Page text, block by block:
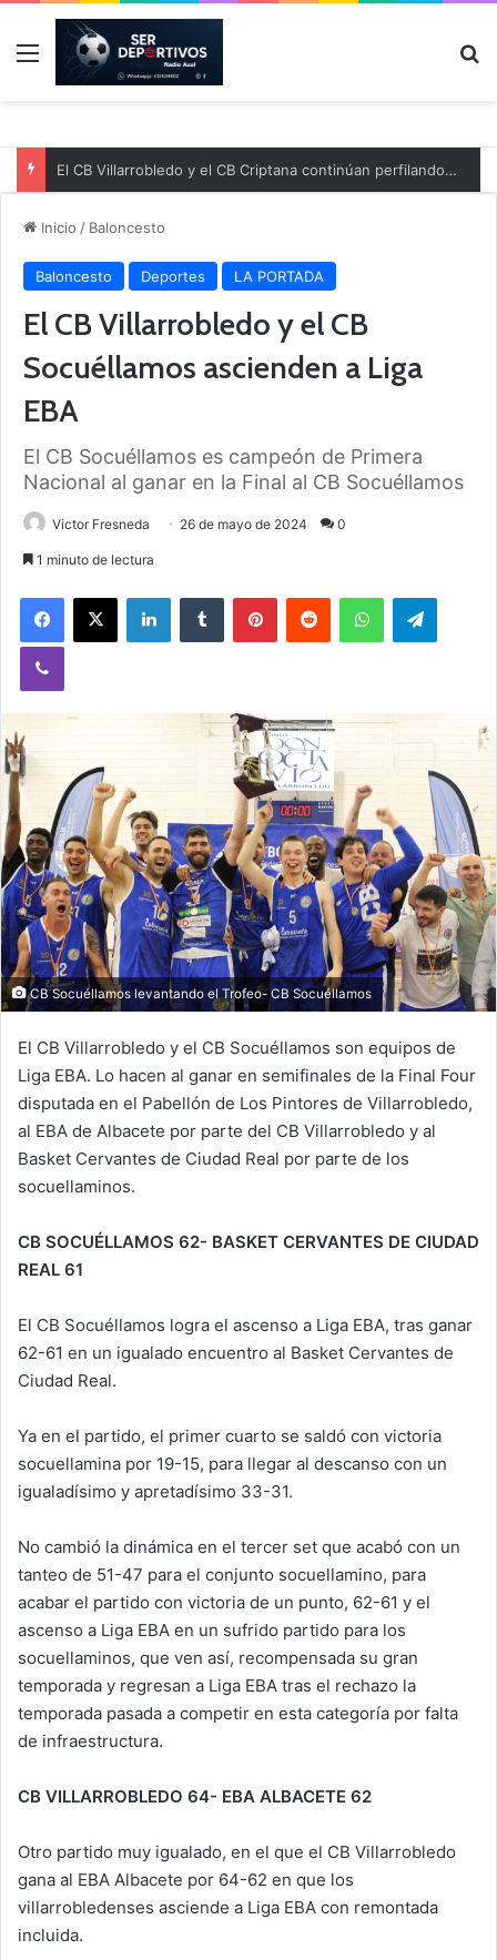
Menú
El CB Villarrobledo y el CB Criptana continúan perfilando sus plantillas
Inicio / Baloncesto
Baloncesto Deportes LA PORTADA
El CB Villarrobledo y el CB
Socuéllamos ascienden a Liga
EBA
El CB Socuéllamos es campeón de Primera
Nacional al ganar en la Final al CB Socuéllamos
Victor Fresneda 26 de mayo de 2024 0
1 minuto de lectura
CB Socuéllamos levantando el Trofeo- CB Socuéllamos
El CB Villarrobledo y el CB Socuéllamos son equipos de
Liga EBA. Lo hacen al ganar en semifinales de la Final Four
disputada en el Pabellón de Los Pintores de Villarrobledo,
al EBA de Albacete por parte del CB Villarrobledo y al
Basket Cervantes de Ciudad Real por parte de los
socuellaminos.
CB SOCUÉLLAMOS 62- BASKET CERVANTES DE CIUDAD
REAL 61
El CB Socuéllamos logra el ascenso a Liga EBA, tras ganar
62-61 en un igualado encuentro al Basket Cervantes de
Ciudad Real.
Ya en el partido, el primer cuarto se saldó con victoria
socuellamina por 19-15, para llegar al descanso con un
igualadísimo y apretadísimo 33-31.
No cambió la dinámica en el tercer set que acabó con un
tanteo de 51-47 para el conjunto socuellamino, para
acabar el partido con victoria de un punto, 62-61 y el
ascenso a Liga EBA en un sufrido partido para los
socuellaminos, que ven así, recompensada su gran
temporada y regresan a Liga EBA tras el rechazo la
temporada pasada a competir en esta categoría por falta
de infraestructura.
CB VILLARROBLEDO 64- EBA ALBACETE 62
Otro partido muy igualado, en el que el CB Villarrobledo
gana al EBA Albacete por 64-62 en que los
villarrobledenses asciende a Liga EBA con remontada
incluida.